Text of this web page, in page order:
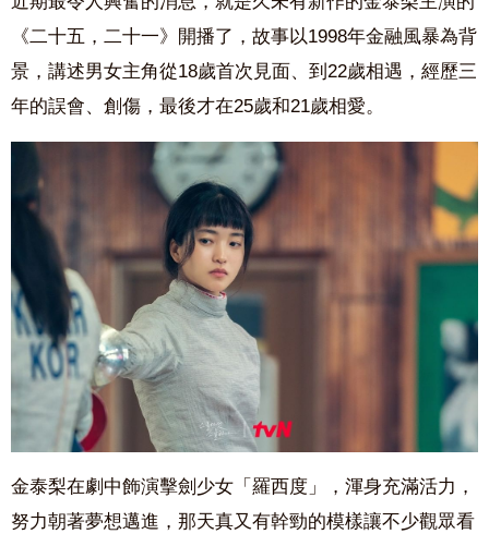
《二十五，二十一》開播了，故事以1998年金融風暴為背
景，講述男女主角從18歲首次見面、到22歲相遇，經歷三
年的誤會、創傷，最後才在25歲和21歲相愛。
金泰梨在劇中飾演擊劍少女「羅西度」，渾身充滿活力，
努力朝著夢想邁進，那天真又有幹勁的模樣讓不少觀眾看